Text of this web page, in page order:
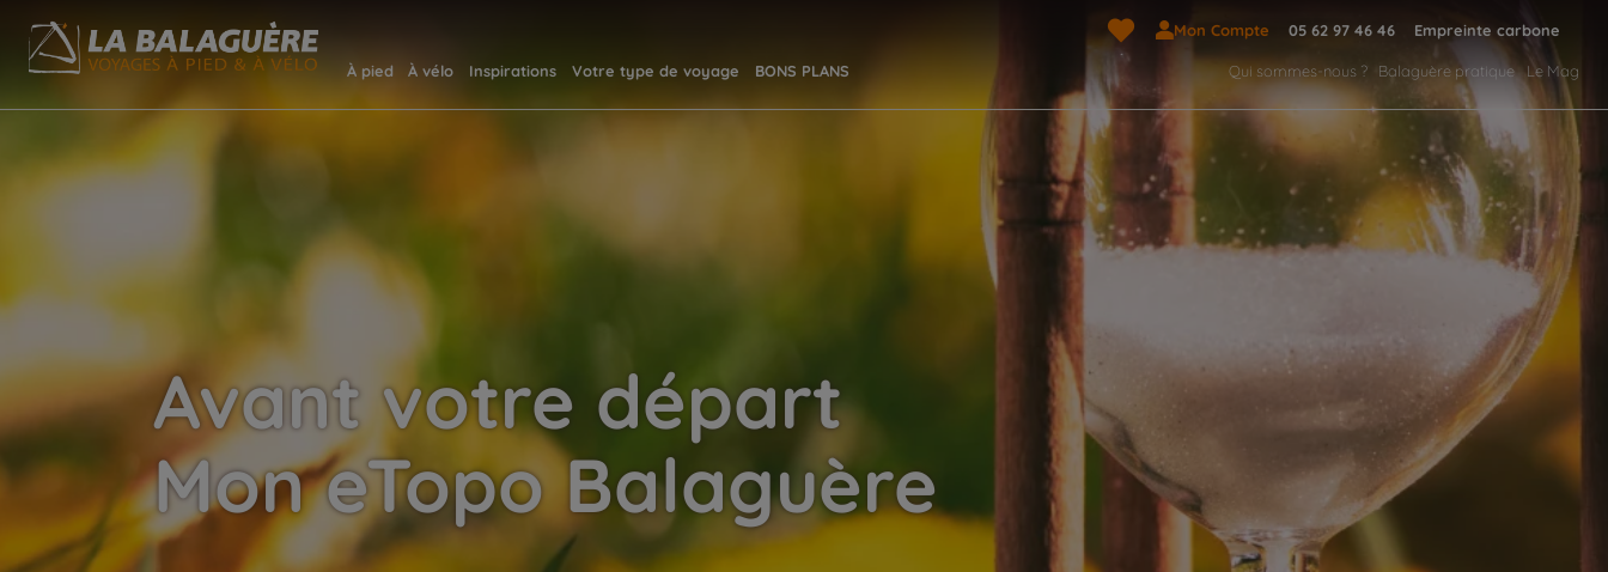
Mon Compte 05 62 97 46 46 Empreinte carbone
À pied À vélo Inspirations Votre type de voyage BONS PLANS Qui sommes-nous ? Balaguère pratique Le Mag
Avant votre départ
Mon eTopo Balaguère